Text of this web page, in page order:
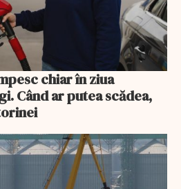
chiar în ziua
Când ar putea scădea,